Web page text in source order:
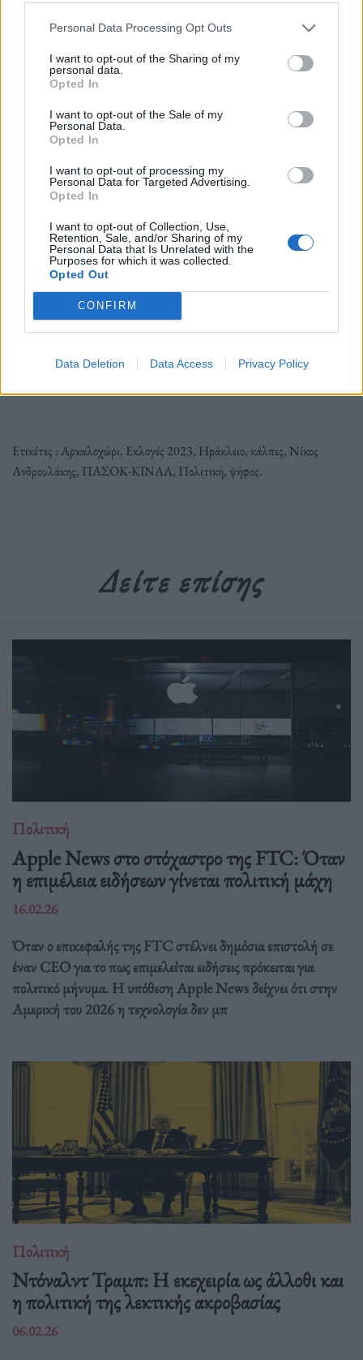
Personal Data Processing Opt Outs
I want to opt-out of the Sharing of my
personal data.
Opted In
I want to opt-out of the Sale of my
Personal Data.
Opted In
I want to opt-out of processing my
Personal Data for Targeted Advertising.
Opted In
I want to opt-out of Collection, Use,
Retention, Sale, and/or Sharing of my
Personal Data that Is Unrelated with the
Purposes for which it was collected.
Opted Out
CONFIRM
Data Deletion Data Access Privacy Policy
γενέτειρα του, αναμένεται να αναχωρήσει το
μεσημέρι για την Αθήνα.
Πηγή: ΑΠΕ-ΜΠΕ
Ακολουθήστε το OLAFAQ
Ετικέτες :Αρκαλοχώρι, Εκλογές 2023, Ηράκλειο,κάλπες, Νίκος
Ανδρουλάκης, ΠΑΣΟΚ-ΚΙΝΑΛ, Πολιτική,ψήφος.
Δείτε επίσης
Πολιτική
Apple News στο στόχαστρο της FTC: Όταν
η επιμέλεια ειδήσεων γίνεται πολιτική μάχη
16.02.26
Όταν ο επικεφαλής της FTC στέλνει δημόσια επιστολή σε
έναν CEO για το πως επιμελείται ειδήσεις πρόκειται για
πολιτικό μήνυμα. Η υπόθεση Apple News δείχνει ότι στην
Αμερική του 2026 η τεχνολογία δεν μπ
Πολιτική
Ντόναλντ Τραμπ: Η εκεχειρία ως άλλοθι και
η πολιτική της λεκτικής ακροβασίας
06.02.26